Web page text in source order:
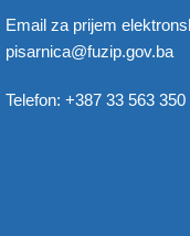
Email za prijem
pisarnica@fuzip.gov.ba
Telefon: +387 33 563 350